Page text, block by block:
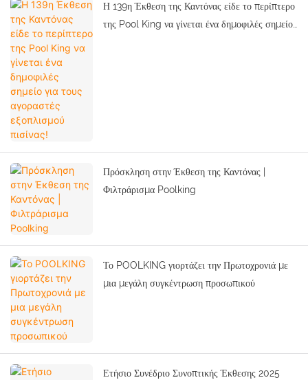
Η 139η Έκθεση της Καντόνας είδε το περίπτερο
της Pool King να γίνεται ένα δημοφιλές σημείο
Πρόσκληση στην Έκθεση της Καντόνας |
Φιλτράρισμα Poolking
Το POOLKING γιορτάζει την Πρωτοχρονιά με
μια μεγάλη συγκέντρωση προσωπικού
Ετήσιο Συνέδριο Συνοπτικής Έκθεσης 2025